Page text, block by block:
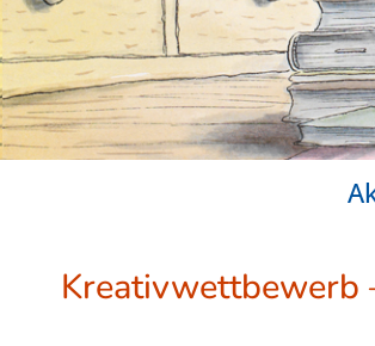
Kreativwettbewerb